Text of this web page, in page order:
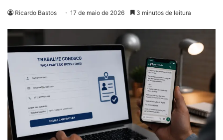
Ricardo Bastos 17 de maio de 2026 3 minutos de leitura